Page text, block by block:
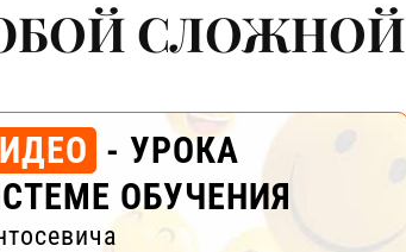
СЛОЖНОЙ
- УРОКА
ОБУЧЕНИЯ